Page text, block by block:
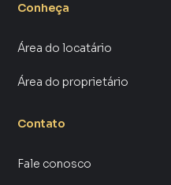
Conheça
Área do locatário
Área do proprietário
Contato
Fale conosco